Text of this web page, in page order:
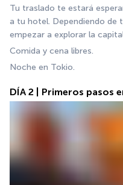
Tu traslado te estará
a tu hotel. Dependiendo de
empezar a explorar la
Comida y cena libres.
Noche en Tokio.
DÍA 2 | Primeros pasos